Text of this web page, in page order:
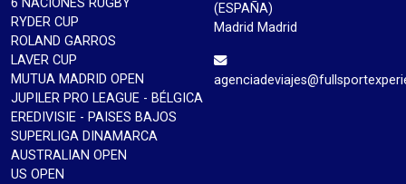
6 NACIONES RUGBY
RYDER CUP
ROLAND GARROS
LAVER CUP
MUTUA MADRID OPEN
JUPILER PRO LEAGUE - BÉLGICA
EREDIVISIE - PAISES BAJOS
SUPERLIGA DINAMARCA
AUSTRALIAN OPEN
US OPEN
(ESPAÑA)
Madrid Madrid